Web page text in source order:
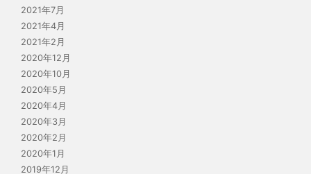
2021年7月
2021年4月
2021年2月
2020年12月
2020年10月
2020年5月
2020年4月
2020年3月
2020年2月
2020年1月
2019年12月